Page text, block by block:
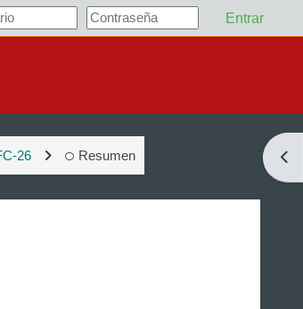
Entrar
26 Resumen